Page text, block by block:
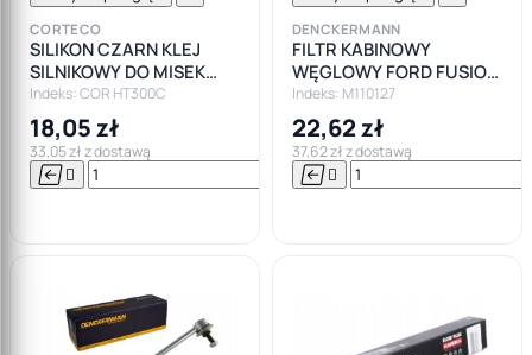
CORTECO
SILIKON CZARN KLEJ
SILNIKOWY DO MISEK
CORTECO +300
Indeks: COR HT300C
18,05 zł
33,05 zł z dostawą
  

DENCKERMANN
FILTR KABINOWY
WĘGLOWY FORD FUSION
FIESTA V MK5 !
Indeks: M110127
22,62 zł
37,62 zł z dostawą
 